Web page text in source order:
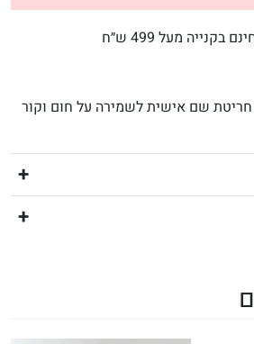
בקנייה מעל 499 ש״ח
שם אישית לשמירה על חום וקור